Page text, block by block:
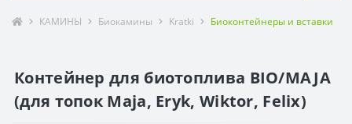
КАМИНЫ Биокамины Kratki Биоконтейнеры и вставки
Контейнер для биотоплива BIO/MAJA
(для топок Maja, Eryk, Wiktor, Felix)